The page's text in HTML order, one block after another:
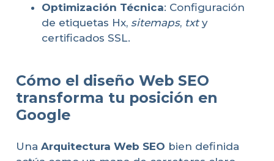
Optimización Técnica: Configuración
de etiquetas Hx, sitemaps, txty
certificados SSL.
Cómo el diseño Web SEO
transforma tu posición en
Google
Una Arquitectura Web SEO bien definida